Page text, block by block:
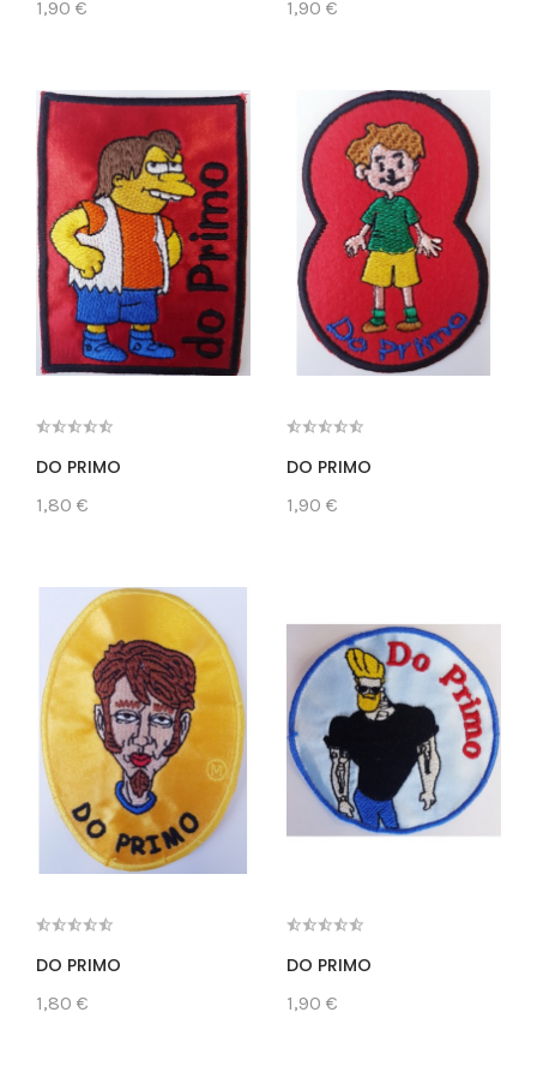
1,90 € 1,90 €
DO PRIMO
1,80 €
DO PRIMO
1,90 €
DO PRIMO
1,80 €
DO PRIMO
1,90 €